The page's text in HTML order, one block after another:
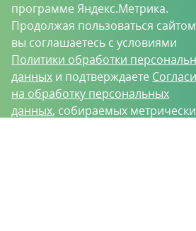
программе Яндекс.Метрика.
Продолжая пользоваться сайтом
вы соглашаетесь с условиями
Политики обработки
данных и подтверждаете
на обработку персональных
данных, собираемых